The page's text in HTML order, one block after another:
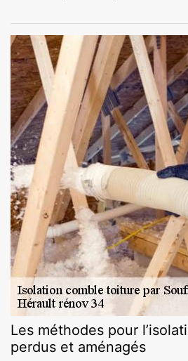
Les méthodes pour
perdus et aménagés